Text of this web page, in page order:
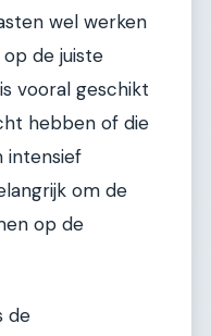
wel werken
de juiste
vooral geschikt
hebben of die
intensief
om de
op de
de